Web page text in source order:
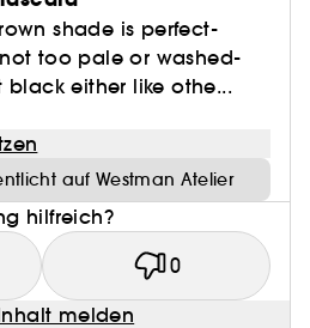
shade is perfect-
too pale or washed-
either like othe...
auf Westman Atelier
hilfreich?
0
melden